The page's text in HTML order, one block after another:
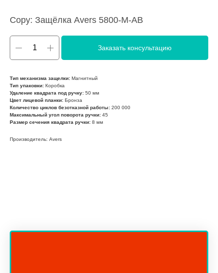
Copy: Защёлка Avers 5800-M-AB
Заказать консультацию
Тип механизма защелки: Магнитный
Тип упаковки: Коробка
Удаление квадрата под ручку: 50 мм
Цвет лицевой планки: Бронза
Количество циклов безотказной работы: 200 000
Максимальный угол поворота ручки: 45
Размер сечения квадрата ручки: 8 мм
Производитель: Avers